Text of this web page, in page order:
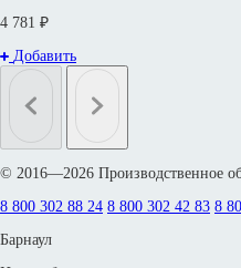
4 781 ₽
Добавить
© 2016—2026 Производственное
8 800 302 88 24 8 800 302 42 83 8
Барнаул